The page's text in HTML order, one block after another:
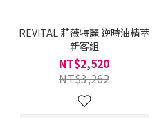
REVITAL 莉薇特麗 逆時油精萃
新客組
NT$2,520
NT$3,262